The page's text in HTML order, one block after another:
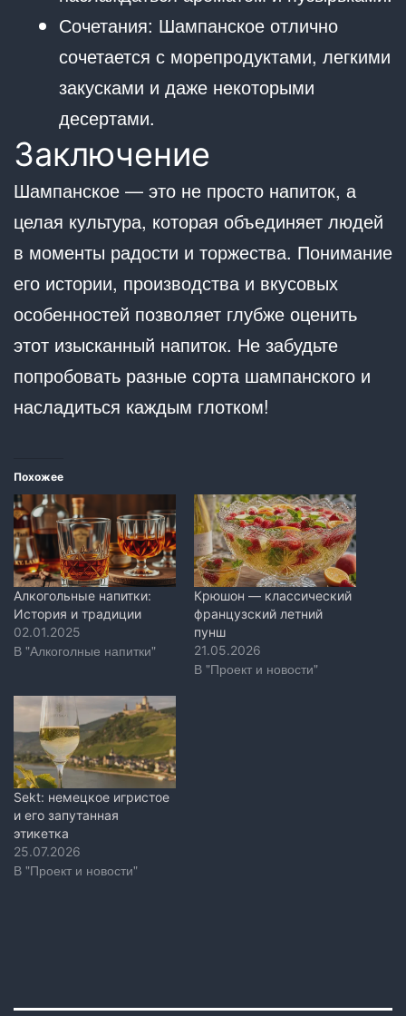
Сочетания: Шампанское отлично
сочетается с морепродуктами, легкими
закусками и даже некоторыми
десертами.
Заключение
Шампанское — это не просто напиток, а
целая культура, которая объединяет людей
в моменты радости и торжества. Понимание
его истории, производства и вкусовых
особенностей позволяет глубже оценить
этот изысканный напиток. Не забудьте
попробовать разные сорта шампанского и
насладиться каждым глотком!
Похожее
Алкогольные напитки:
История и традиции
02.01.2025
В "Алкоголные напитки"
Крюшон — классический
французский летний
пунш
21.05.2026
В "Проект и новости"
Sekt: немецкое игристое
и его запутанная
этикетка
25.07.2026
В "Проект и новости"